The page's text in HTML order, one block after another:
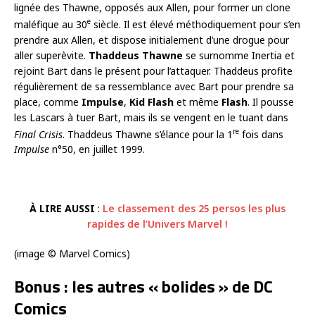
lignée des Thawne, opposés aux Allen, pour former un clone
maléfique au 30e siècle. Il est élevé méthodiquement pour s’en
prendre aux Allen, et dispose initialement d’une drogue pour
aller superèvite. Thaddeus Thawne se surnomme Inertia et
rejoint Bart dans le présent pour l’attaquer. Thaddeus profite
régulièrement de sa ressemblance avec Bart pour prendre sa
place, comme Impulse, Kid Flash et même Flash. Il pousse
les Lascars à tuer Bart, mais ils se vengent en le tuant dans
Final Crisis. Thaddeus Thawne s’élance pour la 1 re fois dans
Impulse n°50, en juillet 1999.
À LIRE AUSSI : Le classement des 25 persos les plus
rapides de l’Univers Marvel !
(image © Marvel Comics)
Bonus : les autres « bolides » de DC
Comics